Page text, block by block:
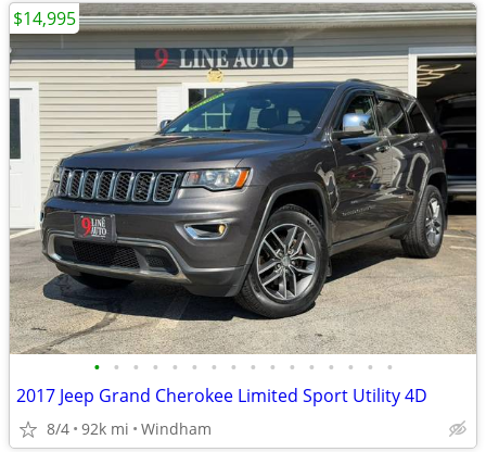
• • • • • • • • • • • • • • • •
2017 Jeep Grand Cherokee Limited Sport Utility 4D
8/4 92k mi Windham
$14,995